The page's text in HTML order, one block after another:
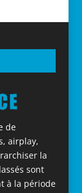
de
airplay,
la
sont
à la période